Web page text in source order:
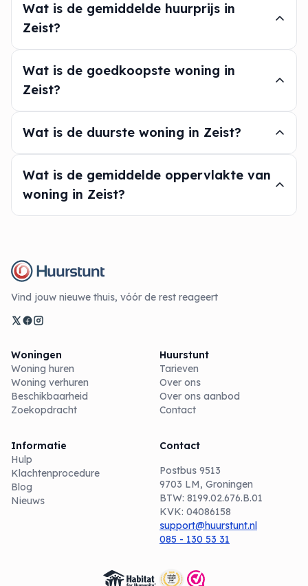
Wat is de gemiddelde huurprijs in
Zeist?
Wat is de goedkoopste woning in
Zeist?
Wat is de duurste woning in Zeist?
Wat is de gemiddelde oppervlakte van
woning in Zeist?
Vind jouw nieuwe thuis, vóór de rest reageert
Woningen
Woning huren
Woning verhuren
Beschikbaarheid
Zoekopdracht
Huurstunt
Tarieven
Over ons
Over ons aanbod
Contact
Informatie
Hulp
Klachtenprocedure
Blog
Nieuws
Contact
Postbus 9513
9703 LM, Groningen
BTW: 8199.02.676.B.01
KVK: 04086158
support@huurstunt.nl
085 - 130 53 31